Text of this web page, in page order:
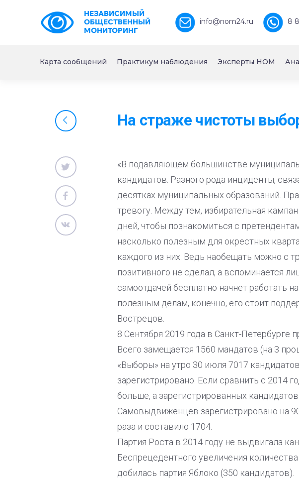
НЕЗАВИСИМЫЙ
ОБЩЕСТВЕННЫЙ
МОНИТОРИНГ
info@nom24.ru 8
Карта сообщений Практикум наблюдения Эксперты НОМ
На страже чистоты
«В подавляющем большинстве
кандидатов. Разного рода инциденты,
десятках муниципальных образований.
тревогу. Между тем, избирательная
дней, чтобы познакомиться с
насколько полезным для окрестных
каждого из них. Ведь наобещать можно с
позитивного не сделал, а вспоминается
самоотдачей бесплатно начнет работать
полезным делам, конечно, его стоит
Вострецов.
8 Сентября 2019 года в Санкт-
Всего замещается 1560 мандатов (на 3
«Выборы» на утро 30 июля 7017
зарегистрировано. Если сравнить с 2014
больше, а зарегистрированных
Самовыдвиженцев зарегистрировано на
раза и составило 1704.
Партия Роста в 2014 году не выдвигала
Беспрецедентного увеличения
добилась партия Яблоко (350 кандидатов).